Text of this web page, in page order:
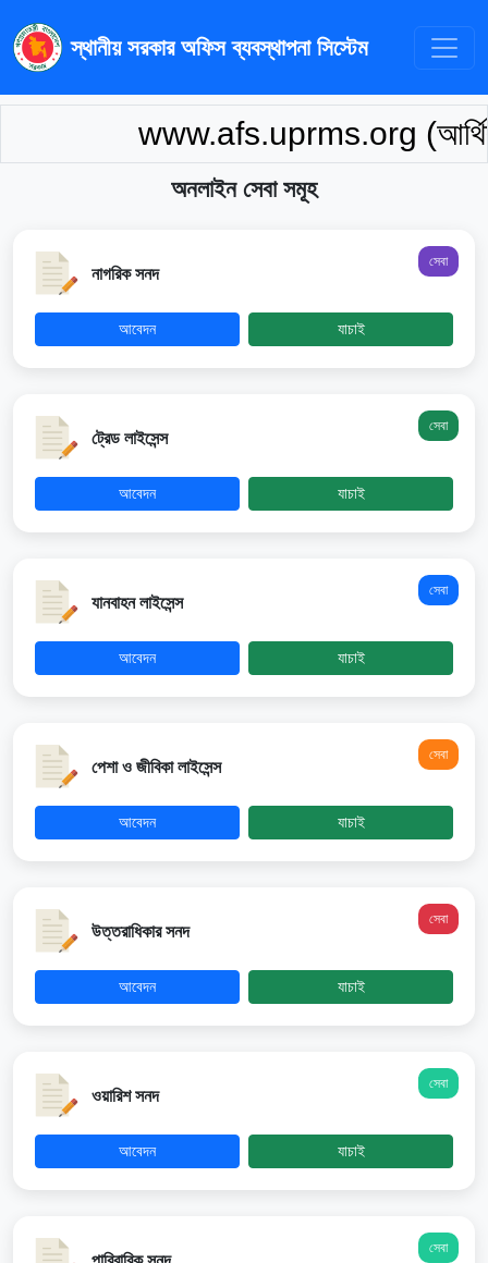
স্থানীয় সরকার অফিস ব্যবস্থাপনা সিস্টেম
www.afs.uprms.org (আর্থিক
অনলাইন সেবা সমূহ
সেবা
নাগরিক সনদ
আবেদন যাচাই
সেবা
ট্রেড লাইসেন্স
আবেদন যাচাই
সেবা
যানবাহন লাইসেন্স
আবেদন যাচাই
সেবা
পেশা ও জীবিকা লাইসেন্স
আবেদন যাচাই
সেবা
উত্তরাধিকার সনদ
আবেদন যাচাই
সেবা
ওয়ারিশ সনদ
আবেদন যাচাই
সেবা